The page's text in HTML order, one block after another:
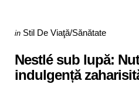
Categories
Posted
in Stil De Viaţă/Sănătate
Nestlé sub lupă:
indulgență